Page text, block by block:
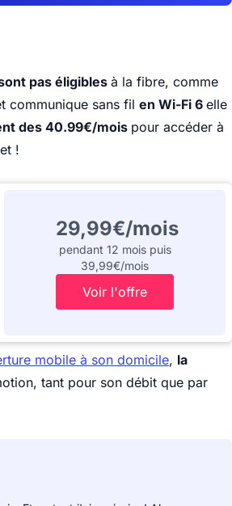
pas éligibles à la fibre, comme
communique sans fil en Wi-Fi 6 elle
des 40.99€/mois pour accéder à
!
29,99€/mois
pendant 12 mois puis
39,99€/mois
Voir l'offre
mobile à son domicile, la
tant pour son débit que par